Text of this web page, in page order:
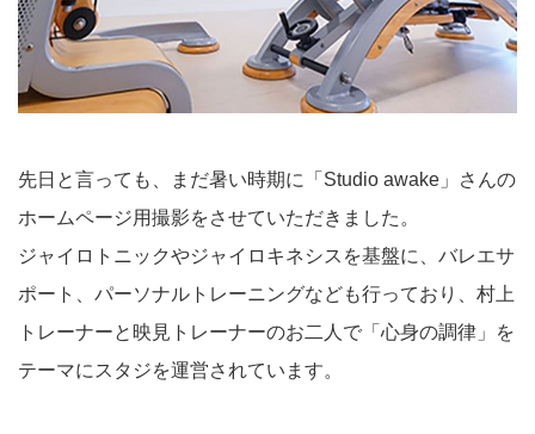
先日と言っても、まだ暑い時期に「Studio awake」さんの
ホームページ用撮影をさせていただきました。
ジャイロトニックやジャイロキネシスを基盤に、バレエサ
ポート、パーソナルトレーニングなども行っており、村上
トレーナーと映見トレーナーのお二人で「心身の調律」を
テーマにスタジを運営されています。